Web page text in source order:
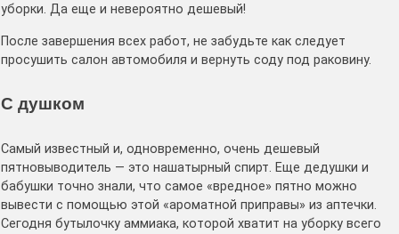
уборки. Да еще и невероятно дешевый!
После завершения всех работ, не забудьте как следует
просушить салон автомобиля и вернуть соду под раковину.
С душком
Самый известный и, одновременно, очень дешевый
пятновыводитель — это нашатырный спирт. Еще дедушки и
бабушки точно знали, что самое «вредное» пятно можно
вывести с помощью этой «ароматной приправы» из аптечки.
Сегодня бутылочку аммиака, которой хватит на уборку всего